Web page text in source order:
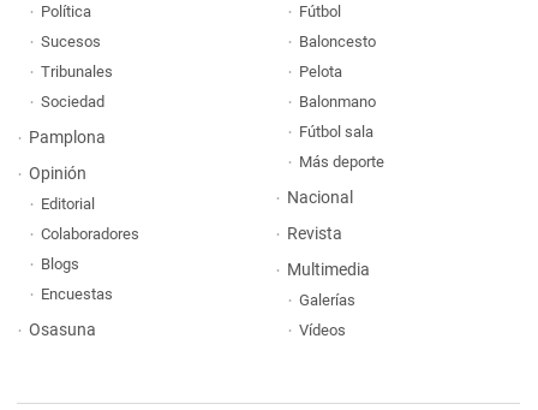
Política
Sucesos
Tribunales
Sociedad
Pamplona
Opinión
Editorial
Colaboradores
Blogs
Encuestas
Osasuna
Fútbol
Baloncesto
Pelota
Balonmano
Fútbol sala
Más deporte
Nacional
Revista
Multimedia
Galerías
Vídeos